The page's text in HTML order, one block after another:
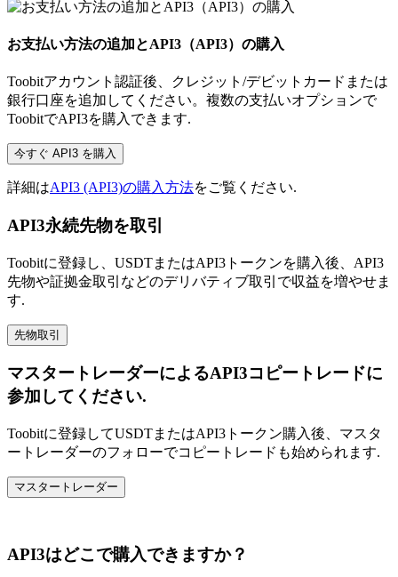
お支払い方法の追加とAPI3（API3）の購入
Toobitアカウント認証後、クレジット/デビットカードまたは
銀行口座を追加してください。複数の支払いオプションで
ToobitでAPI3を購入できます.
今すぐ API3 を購入
詳細はAPI3 (API3)の購入方法をご覧ください.
API3永続先物を取引
Toobitに登録し、USDTまたはAPI3トークンを購入後、API3
先物や証拠金取引などのデリバティブ取引で収益を増やせま
す.
先物取引
マスタートレーダーによるAPI3コピートレードに
参加してください.
Toobitに登録してUSDTまたはAPI3トークン購入後、マスタ
ートレーダーのフォローでコピートレードも始められます.
マスタートレーダー
API3はどこで購入できますか？